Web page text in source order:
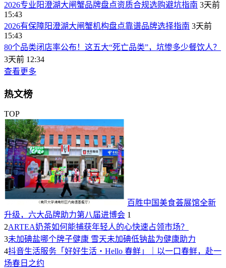
2026专业阳澄湖大闸蟹品牌盘点资质合规选购避坑指南 3天前
15:43
2026有保障阳澄湖大闸蟹机构盘点靠谱品牌选择指南 3天前
15:43
80个品类闭店率公布！这五大“死亡品类”，坑惨多少餐饮人？
3天前 12:34
查看更多
热文榜
TOP
百胜中国美食荟展馆全新
升级，六大品牌助力第八届进博会 1
2ARTEA奶茶如何能捕获年轻人的心快速占领市场？
3未加碘盐哪个牌子健康 雪天未加碘低钠盐为健康助力
4抖音生活服务「好好生活・Hello 春鲜」｜以一口春鲜，赴一
场春日之约